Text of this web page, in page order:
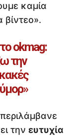
καμία
okmag:
την
την ευτυχία